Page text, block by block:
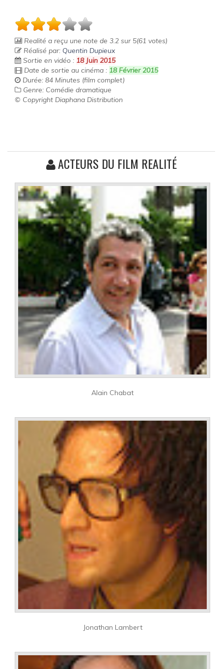
Realité a reçu une note de 3.2 sur 5(61 votes)
Réalisé par: Quentin Dupieux
Sortie en vidéo : 18 Juin 2015
Date de sortie au cinéma : 18 Février 2015
Durée: 84 Minutes (film complet)
Genre: Comédie dramatique
© Copyright Diaphana Distribution
ACTEURS DU FILM REALITÉ
Alain Chabat
Jonathan Lambert